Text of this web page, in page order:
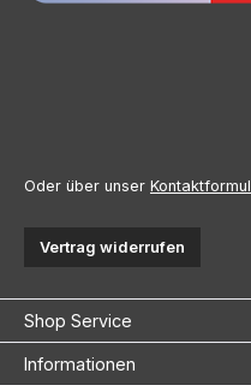
Oder über unser
Vertrag widerrufen
Shop Service
Informationen